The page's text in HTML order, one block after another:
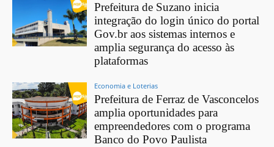
Prefeitura de Suzano inicia
integração do login único do portal
Gov.br aos sistemas internos e
amplia segurança do acesso às
plataformas
Economia e Loterias
Prefeitura de Ferraz de Vasconcelos
amplia oportunidades para
empreendedores com o programa
Banco do Povo Paulista